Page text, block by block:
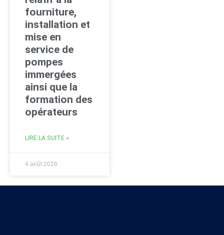
fourniture,
installation et
mise en
service de
pompes
immergées
ainsi que la
formation des
opérateurs
LIRE LA SUITE »
4 août 2026